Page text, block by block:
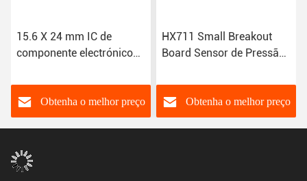
15.6 X 24 mm IC de
componente electrónico
Obtenha o melhor preço
HX711 Small Breakout
Board Sensor de Pressão
Digital Dual Channel 24
Bit Precision A/D Module
Obtenha o melhor preço